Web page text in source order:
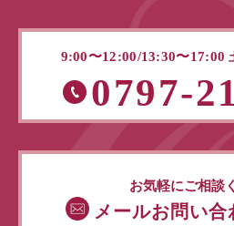
9:00〜12:00/13:30〜17:00
0797-
お気軽にご相談
メールお問い合